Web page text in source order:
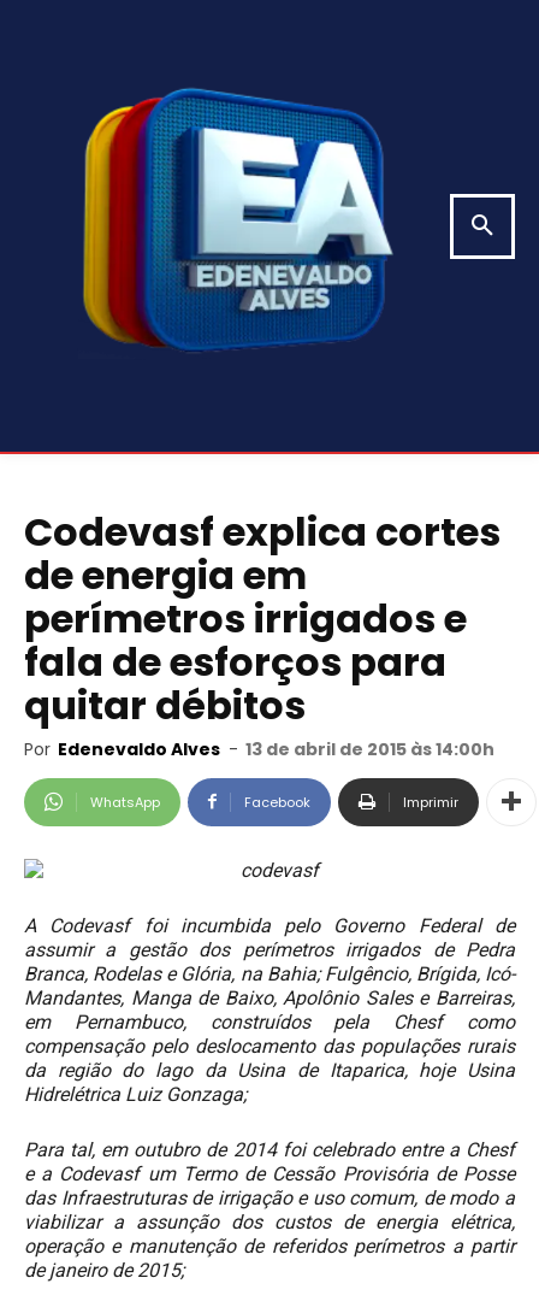
Codevasf explica cortes
de energia em
perímetros irrigados e
fala de esforços para
quitar débitos
Por Edenevaldo Alves - 13 de abril de 2015 às 14:00h
WhatsApp Facebook Imprimir
A Codevasf foi incumbida pelo Governo Federal de
assumir a gestão dos perímetros irrigados de Pedra
Branca, Rodelas e Glória, na Bahia; Fulgêncio, Brígida, Icó-
Mandantes, Manga de Baixo, Apolônio Sales e Barreiras,
em Pernambuco, construídos pela Chesf como
compensação pelo deslocamento das populações rurais
da região do lago da Usina de Itaparica, hoje Usina
Hidrelétrica Luiz Gonzaga;
Para tal, em outubro de 2014 foi celebrado entre a Chesf
e a Codevasf um Termo de Cessão Provisória de Posse
das Infraestruturas de irrigação e uso comum, de modo a
viabilizar a assunção dos custos de energia elétrica,
operação e manutenção de referidos perímetros a partir
de janeiro de 2015;